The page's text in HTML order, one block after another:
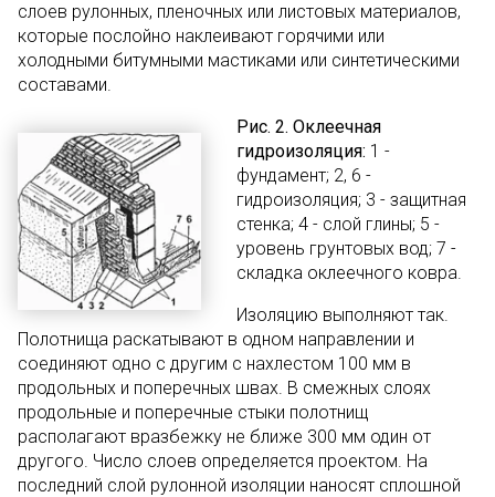
слоев рулонных, пленочных или листовых материалов,
которые послойно наклеивают горячими или
холодными битумными мастиками или синтетическими
составами.
Рис. 2. Оклеечная
гидроизоляция: 1 -
фундамент; 2, 6 -
гидроизоляция; 3 - защитная
стенка; 4 - слой глины; 5 -
уровень грунтовых вод; 7 -
складка оклеечного ковра.
Изоляцию выполняют так.
Полотнища раскатывают в одном направлении и
соединяют одно с другим с нахлестом 100 мм в
продольных и поперечных швах. В смежных слоях
продольные и поперечные стыки полотнищ
располагают вразбежку не ближе 300 мм один от
другого. Число слоев определяется проектом. На
последний слой рулонной изоляции наносят сплошной